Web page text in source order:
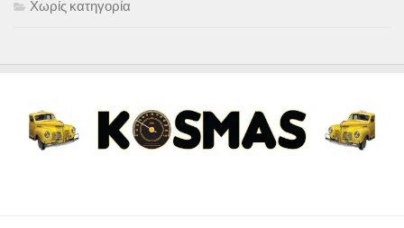
Χωρίς κατηγορία